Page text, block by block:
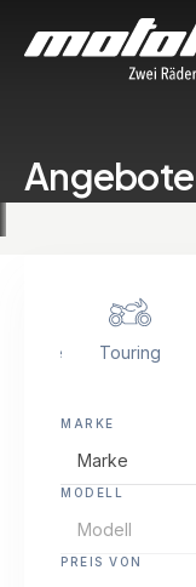
Angebote
bike Touring
MARKE
MODELL
PREIS VON